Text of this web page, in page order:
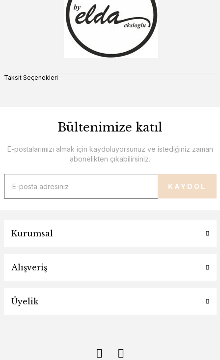
Taksit Seçenekleri
Bültenimize katıl
E-postalarımızı almak için kaydoluyorsunuz ve istediğiniz zaman
abonelikten çıkabilirsiniz.
KAYDOL
Kurumsal
Alışveriş
Üyelik